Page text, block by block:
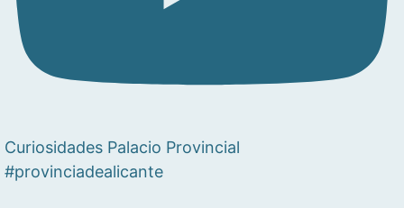
Curiosidades Palacio Provincial
#provinciadealicante